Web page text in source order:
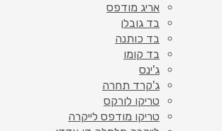
אריג מודפס
בד גובלן
בד כותנה
בד קומו
ג'ינס
ג'קרד תחרה
טריקו לורקס
טריקו מודפס לייקרה